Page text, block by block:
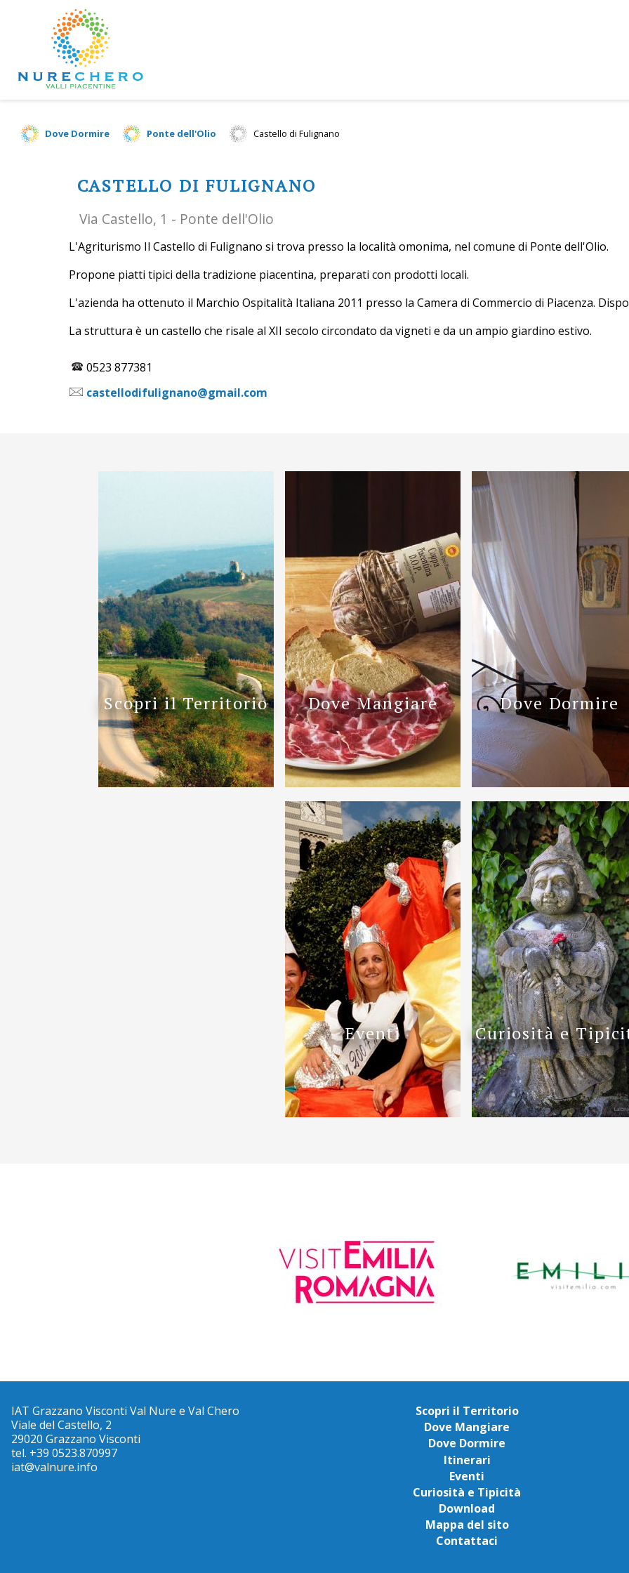
Dove Dormire Ponte dell'Olio Castello di Fulignano
CASTELLO DI FULIGNANO
Via Castello, 1 - Ponte dell'Olio
L'Agriturismo Il Castello di Fulignano si trova presso la località omonima, nel comune di Ponte dell'Olio.
Propone piatti tipici della tradizione piacentina, preparati con prodotti locali.
L'azienda ha ottenuto il Marchio Ospitalità Italiana 2011 presso la Camera di Commercio di Piacenza.
La struttura è un castello che risale al XII secolo circondato da vigneti e da un ampio giardino estivo.
0523 877381
castellodifulignano@gmail.com
Scopri il Territorio Dove Mangiare Dove Dormire
Eventi Curiosità e
IAT Grazzano Visconti Val Nure e Val Chero
Viale del Castello, 2
29020 Grazzano Visconti
tel. +39 0523.870997
iat@valnure.info
Scopri il Territorio
Dove Mangiare
Dove Dormire
Itinerari
Eventi
Curiosità e Tipicità
Download
Mappa del sito
Contattaci